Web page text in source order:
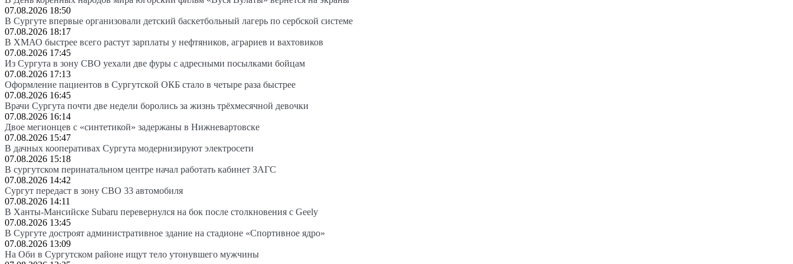
07.08.2026 18:50
В Сургуте впервые организовали детский баскетбольный лагерь по сербской системе
07.08.2026 18:17
В ХМАО быстрее всего растут зарплаты у нефтяников, аграриев и вахтовиков
07.08.2026 17:45
Из Сургута в зону СВО уехали две фуры с адресными посылками бойцам
07.08.2026 17:13
Оформление пациентов в Сургутской ОКБ стало в четыре раза быстрее
07.08.2026 16:45
Врачи Сургута почти две недели боролись за жизнь трёхмесячной девочки
07.08.2026 16:14
Двое мегионцев с «синтетикой» задержаны в Нижневартовске
07.08.2026 15:47
В дачных кооперативах Сургута модернизируют электросети
07.08.2026 15:18
В сургутском перинатальном центре начал работать кабинет ЗАГС
07.08.2026 14:42
Сургут передаст в зону СВО 33 автомобиля
07.08.2026 14:11
В Ханты-Мансийске Subaru перевернулся на бок после столкновения с Geely
07.08.2026 13:45
В Сургуте достроят административное здание на стадионе «Спортивное ядро»
07.08.2026 13:09
На Оби в Сургутском районе ищут тело утонувшего мужчины